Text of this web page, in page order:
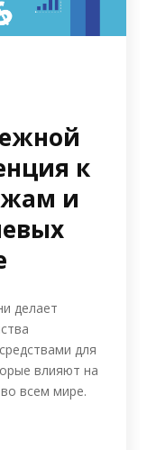
к
и
делает
для
влияют на
всем мире.